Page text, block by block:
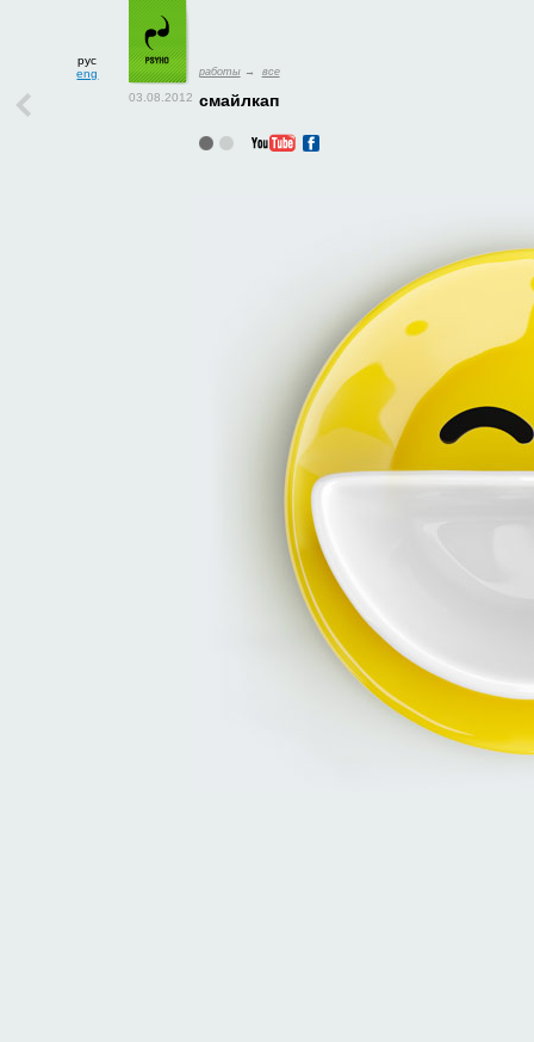
рус
eng
смайлкап
работы→ все